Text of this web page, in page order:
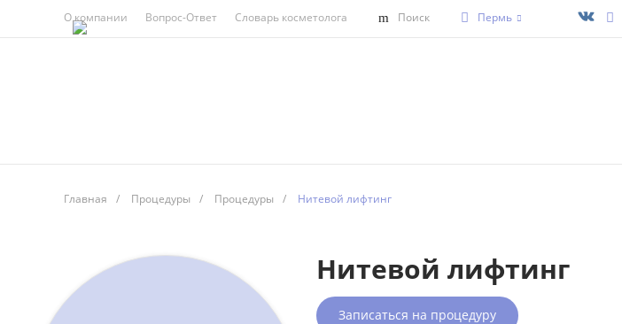
О компании Вопрос-Ответ Словарь косметолога Поиск Пермь
Главная / Процедуры / Процедуры / Нитевой лифтинг
Нитевой лифтинг
Записаться на процедуру